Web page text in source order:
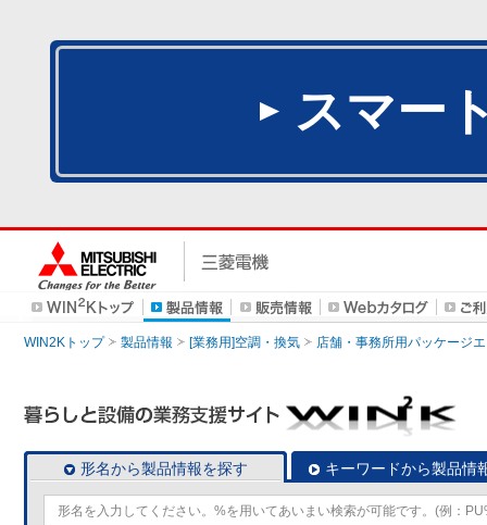
スマー
WIN2Kトップ 製品情報 [業務用]空調・換気 店舗・事務所用パッケージ
形名から製品情報を探す キーワードから製品情